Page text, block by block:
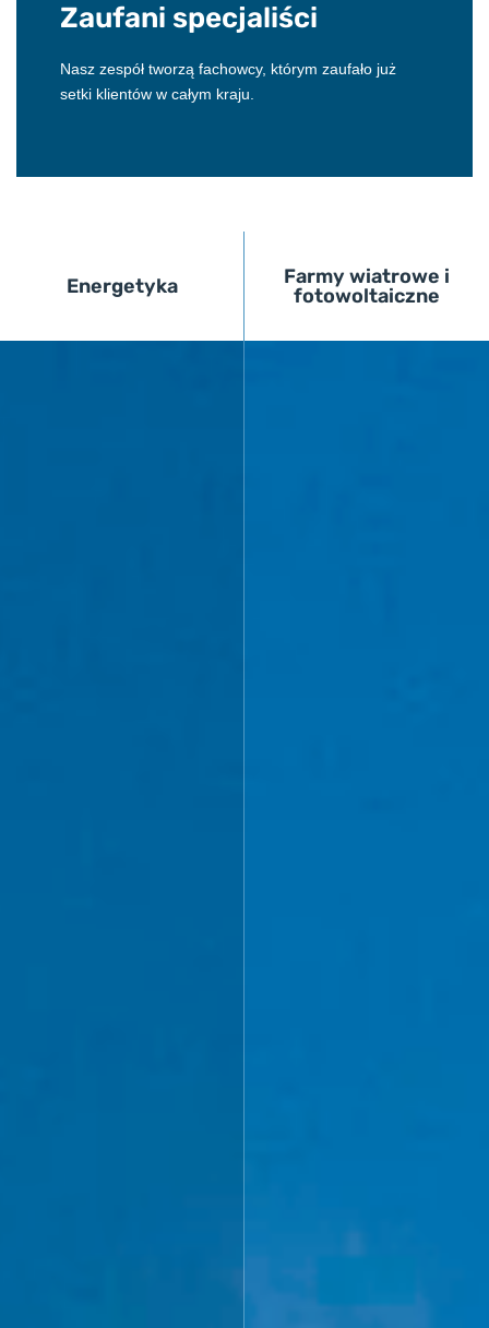
Zaufani specjaliści
Nasz zespół tworzą fachowcy, którym zaufało już
setki klientów w całym kraju.
Energetyka
Farmy wiatrowe i
fotowoltaiczne